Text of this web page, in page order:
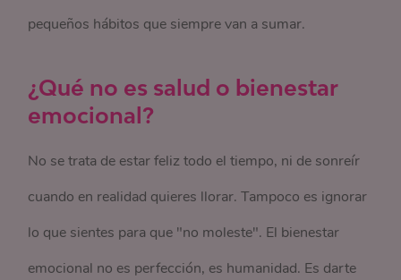
pequeños hábitos que siempre van a sumar.
¿Qué no es salud o bienestar
emocional?
No se trata de estar feliz todo el tiempo, ni de sonreír
cuando en realidad quieres llorar. Tampoco es ignorar
lo que sientes para que "no moleste". El bienestar
emocional no es perfección, es humanidad. Es darte